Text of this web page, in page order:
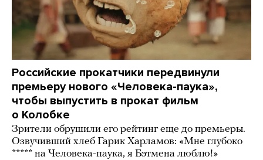
Российские прокатчики передвинули
премьеру нового «Человека-паука»,
чтобы выпустить в прокат фильм
о Колобке
Зрители обрушили его рейтинг еще до премьеры.
Озвучивший хлеб Гарик Харламов: «Мне глубоко
***** на Человека-паука, я Бэтмена люблю!»